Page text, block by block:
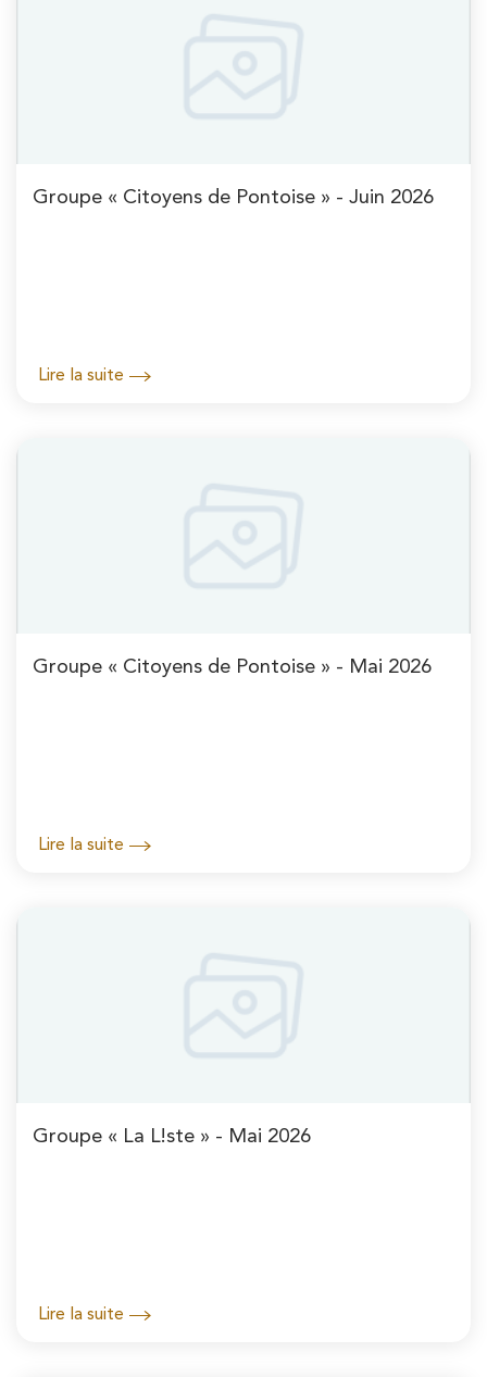
Groupe « Citoyens de Pontoise » - Juin 2026
Lire la suite
Groupe « Citoyens de Pontoise » - Mai 2026
Lire la suite
Groupe « La L!ste » - Mai 2026
Lire la suite